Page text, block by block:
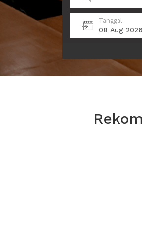
Tanggal
08 Aug 2026